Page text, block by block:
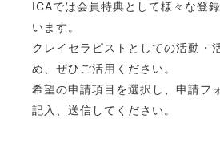
ICAでは会員特典として様々な登
います。
クレイセラピストとしての活動・
め、ぜひご活用ください。
希望の申請項目を選択し、申請フ
記入、送信してください。